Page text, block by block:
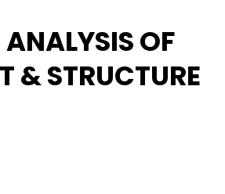
OF
& STRUCTURE